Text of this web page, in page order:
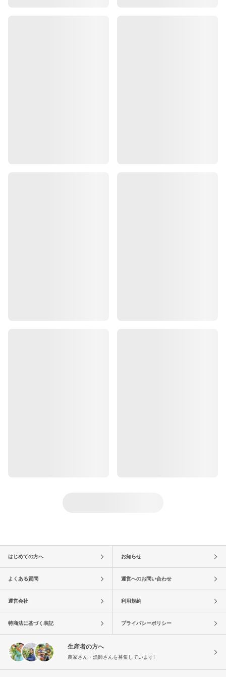
はじめての方へ お知らせ
よくある質問 運営へのお問い合わせ
運営会社 利用規約
特商法に基づく表記 プライバシーポリシー
生産者の方へ
農家さん・漁師さんを募集しています!